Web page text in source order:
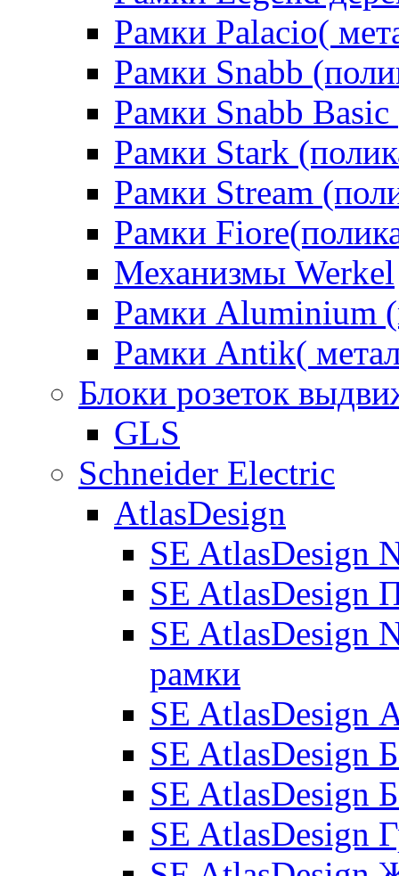
Рамки Palacio(
Рамки Snabb
Рамки Snabb
Рамки Stark
Рамки Stream
Рамки
Механизмы Werkel
Рамки Aluminium
Рамки Antik(
Блоки розеток
GLS
Schneider Electric
AtlasDesign
SE AtlasDesign
SE AtlasDesign
SE AtlasDesign
рамки
SE AtlasDesign
SE AtlasDesign
SE AtlasDesign
SE AtlasDesign